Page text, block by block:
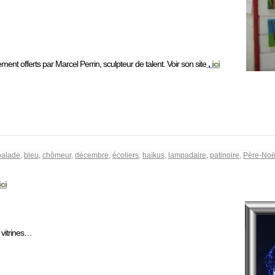
offerts par Marcel Perrin, sculpteur de talent. Voir son site , ici
, bleu, chômeur, décembre, écoliers, haïkus, lampadaire, patinoire, Père-